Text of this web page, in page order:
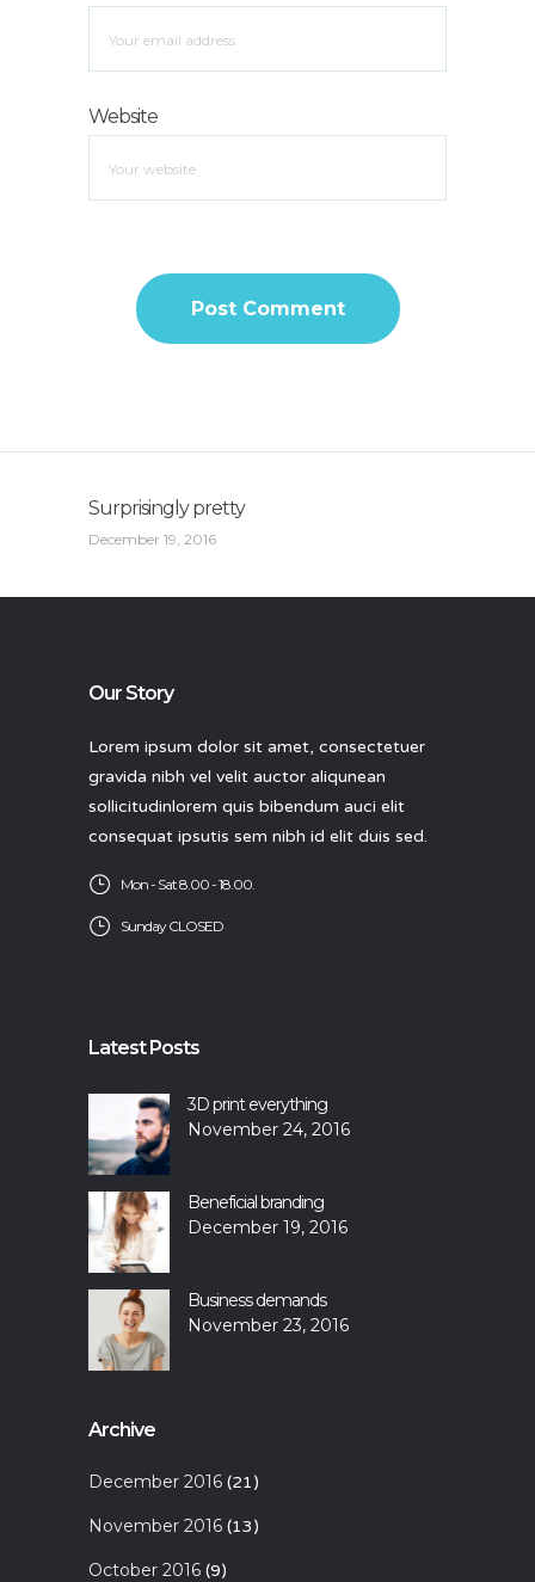
Website
Surprisingly pretty
December 19, 2016
Our Story
Lorem ipsum dolor sit amet, consectetuer
gravida nibh vel velit auctor aliqunean
sollicitudinlorem quis bibendum auci elit
consequat ipsutis sem nibh id elit duis sed.
Mon - Sat 8.00 - 18.00.
Sunday CLOSED
Latest Posts
3D print everything
November 24, 2016
Beneficial branding
December 19, 2016
Business demands
November 23, 2016
Archive
December 2016 (21)
November 2016 (13)
October 2016 (9)